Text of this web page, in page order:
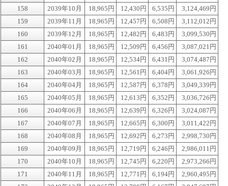
158
2039年10月 18,965円 12,430円 6,535円
3,124,469円
159
2039年11月 18,965円 12,457円 6,508円
3,112,012円
160
2039年12月 18,965円 12,482円 6,483円
3,099,530円
161
2040年01月 18,965円 12,509円 6,456円
3,087,021円
162
2040年02月 18,965円 12,534円 6,431円
3,074,487円
163
2040年03月 18,965円 12,561円 6,404円
3,061,926円
164
2040年04月 18,965円 12,587円 6,378円
3,049,339円
165
2040年05月 18,965円 12,613円 6,352円
3,036,726円
166
2040年06月 18,965円 12,639円 6,326円
3,024,087円
167
2040年07月 18,965円 12,665円 6,300円
3,011,422円
168
2040年08月 18,965円 12,692円 6,273円
2,998,730円
169
2040年09月 18,965円 12,719円 6,246円
2,986,011円
170
2040年10月 18,965円 12,745円 6,220円
2,973,266円
171
2040年11月 18,965円 12,771円 6,194円
2,960,495円